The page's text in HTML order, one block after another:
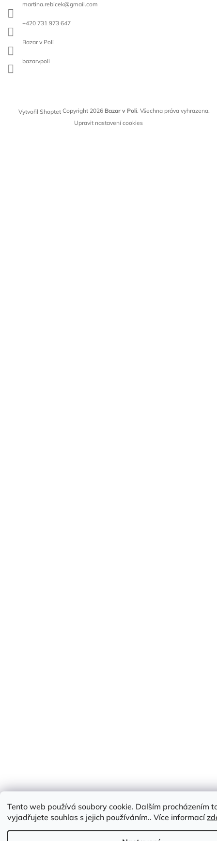
Tento web používá soubory cookie. Dalším procházením
vyjadřujete souhlas s jejich používáním.. Více informací
martina.rebicek@gmail.com
+420 731 973 647
Bazar v Poli
bazarvpoli
Vytvořil Shoptet Copyright 2026 Bazar v Poli. Všechna práva vyhrazena.
Upravit nastavení cookies